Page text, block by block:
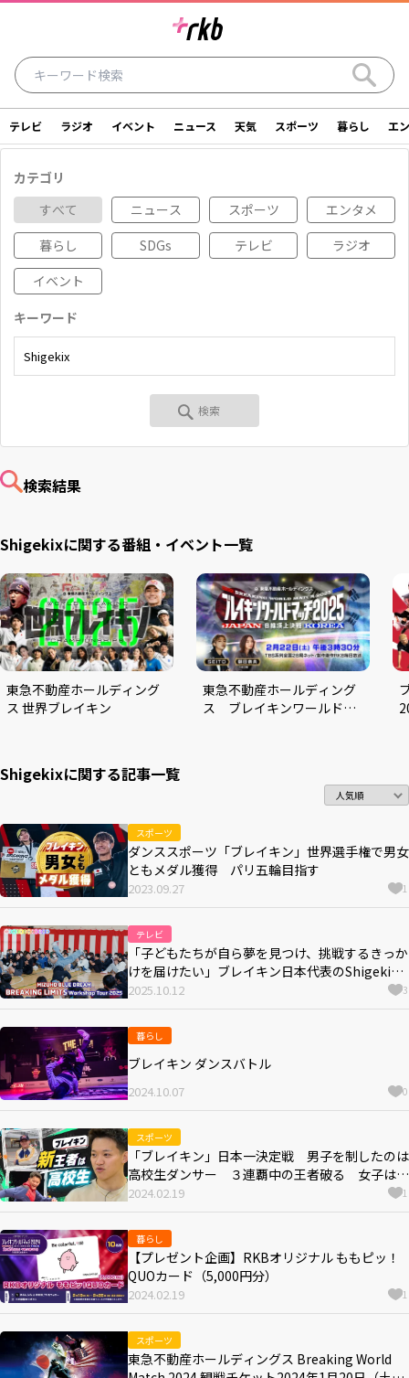
テレビ ラジオ イベント ニュース
天気 スポーツ 暮らし エンタメ
SDGs アナウンサー ライター シリーズ
ご意見・お問い合わせ
関連会社
テレビ ラジオ イベント ニュース 天気 スポーツ 暮らし エ
カテゴリ
すべて
ニュース スポーツ
エンタメ
暮らし
SDGs テレビ
ラジオ
イベント
キーワード
検索結果
Shigekixに関する番組・イベント一覧
東急不動産ホールディング
ス 世界ブレイキン
東急不動産ホールディング
ス ブレイキンワールドマ
Shigekixに関する記事一覧
スポーツ
ダンススポーツ「ブレイキン」世界選手権で男女
ともメダル獲得 パリ五輪目指す
2023.09.27 1
テレビ
「子どもたちが自ら夢を見つけ、挑戦するきっか
けを届けたい」ブレイキン日本代表のShigekix
が企画したワークショップが久留米市で開催決
定！
2025.10.12 3
暮らし
ブレイキン ダンスバトル
2024.10.07 0
スポーツ
「ブレイキン」日本一決定戦 男子を制したのは
高校生ダンサー ３連覇中の王者破る 女子はＡ
ＹＵＭＩが３連覇
2024.02.19 1
暮らし
【プレゼント企画】RKBオリジナル ももピッ！
QUOカード（5,000円分）
2024.02.19 1
スポーツ
東急不動産ホールディングス Breaking World